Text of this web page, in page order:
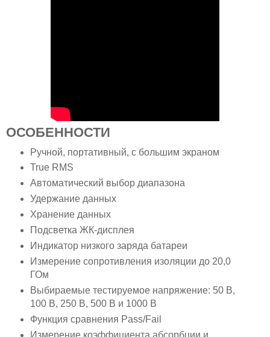
ОСОБЕННОСТИ
Ручной, портативный, с большим экраном
True RMS
Автоматический выбор диапазона
Удержание данных
Хранение данных
Подсветка ЖК-дисплея
Индикатор низкого заряда батареи
Измерение сопротивления изоляции до 20,0
ГОм
Выбираемые тестируемое напряжение: 50 В,
100 В, 250 В, 500 В и 1000 В
Функция сравнения Pass/Fail
Измерение коэффициента абсорбции и